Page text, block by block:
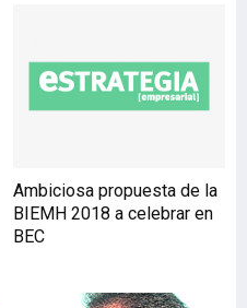
Ambiciosa propuesta de la
BIEMH 2018 a celebrar en
BEC